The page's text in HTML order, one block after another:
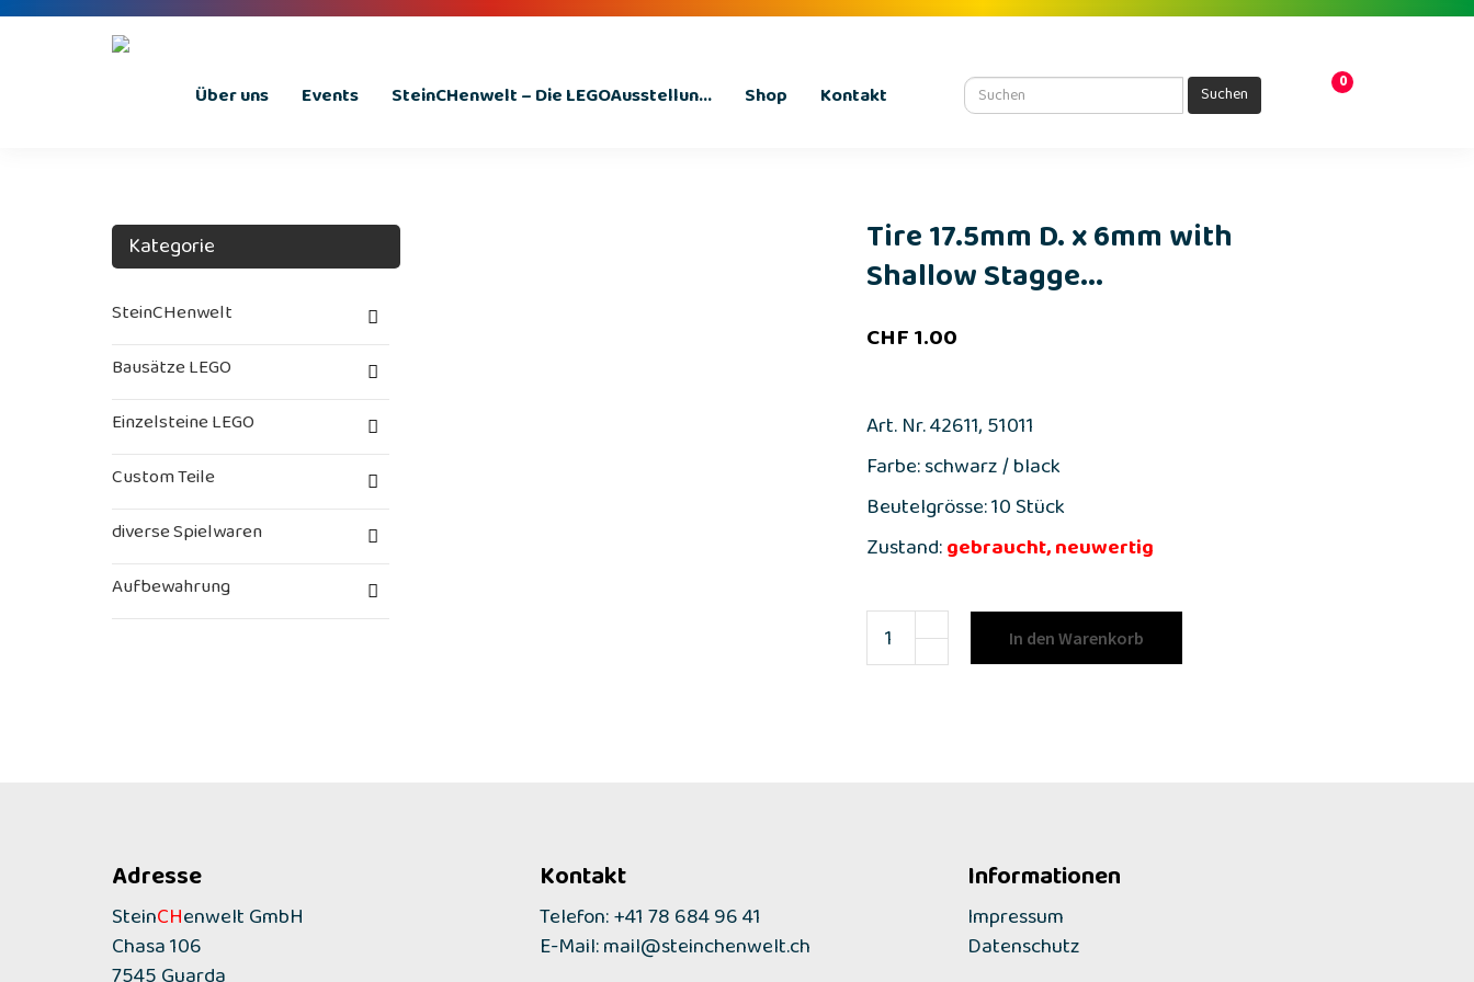
Über uns Events SteinCHenwelt – Die LEGOAusstellun... Shop Kontakt Suchen
0
Tire 17.5mm D. x 6mm with
Shallow Stagge...
CHF1.00
Art. Nr. 42611, 51011
Farbe: schwarz / black
Beutelgrösse: 10 Stück
Zustand:gebraucht, neuwertig
In den Warenkorb
Kategorie
SteinCHenwelt
Bausätze LEGO
Einzelsteine LEGO
Custom Teile
diverse Spielwaren
Aufbewahrung
Adresse
SteinCHenwelt GmbH
Chasa 106
Kontakt
Telefon: +41 78 684 96 41
E-Mail:mail@steinchenwelt.ch
Informationen
Impressum
Datenschutz